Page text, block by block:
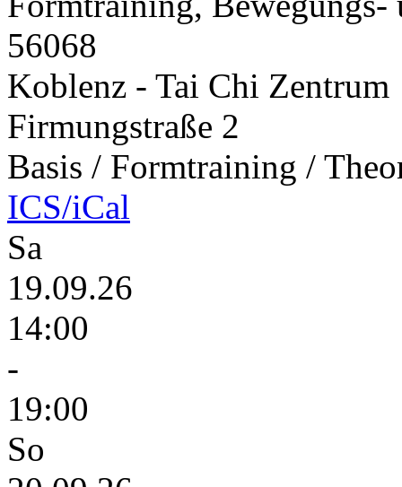
56068
Koblenz - Tai Chi Zentrum
Firmungstraße 2
Basis / Formtraining /
ICS/iCal
Sa
19.09.26
14:00
-
19:00
So